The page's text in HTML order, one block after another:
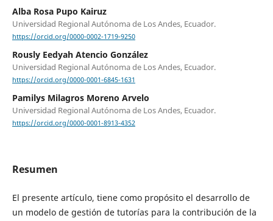
Alba Rosa Pupo Kairuz
Universidad Regional Autónoma de Los Andes, Ecuador.
https://orcid.org/0000-0002-1719-9250
Rously Eedyah Atencio González
Universidad Regional Autónoma de Los Andes, Ecuador.
https://orcid.org/0000-0001-6845-1631
Pamilys Milagros Moreno Arvelo
Universidad Regional Autónoma de Los Andes, Ecuador.
https://orcid.org/0000-0001-8913-4352
Resumen
El presente artículo, tiene como propósito el desarrollo de
un modelo de gestión de tutorías para la contribución de la